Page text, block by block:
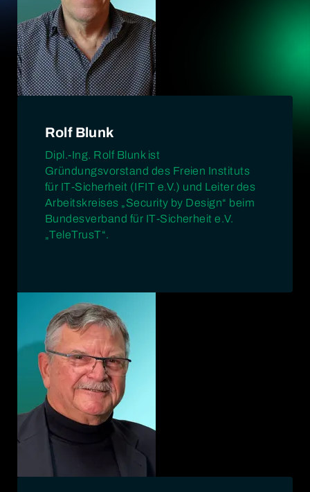
Rolf Blunk
Dipl.-Ing. Rolf Blunk ist
Gründungsvorstand des Freien Instituts
für IT-Sicherheit (IFIT e.V.) und Leiter des
Arbeitskreises „Security by Design“ beim
Bundesverband für IT-Sicherheit e.V.
„TeleTrusT“.